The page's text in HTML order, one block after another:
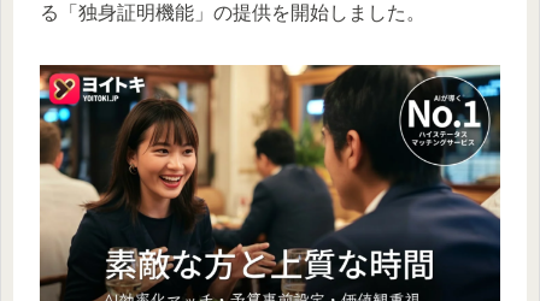
る「独身証明機能」の提供を開始しました。